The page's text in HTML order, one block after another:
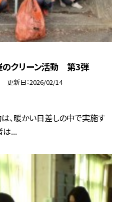
のクリーン活動 第3弾
更新日 2026/02/14
、暖かい日差しの中で実施す
は...